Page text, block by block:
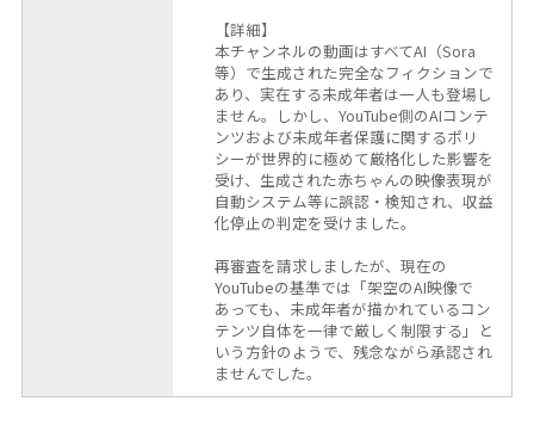
【詳細】
本チャンネルの動画はすべてAI（Sora
等）で生成された完全なフィクションで
あり、実在する未成年者は一人も登場し
ません。しかし、YouTube側のAIコンテ
ンツおよび未成年者保護に関するポリ
シーが世界的に極めて厳格化した影響を
受け、生成された赤ちゃんの映像表現が
自動システム等に誤認・検知され、収益
化停止の判定を受けました。
再審査を請求しましたが、現在の
YouTubeの基準では「架空のAI映像で
あっても、未成年者が描かれているコン
テンツ自体を一律で厳しく制限する」と
いう方針のようで、残念ながら承認され
ませんでした。